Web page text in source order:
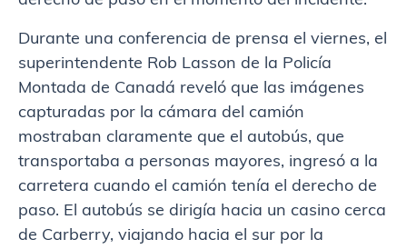
Durante una conferencia de prensa el viernes, el
superintendente Rob Lasson de la Policía
Montada de Canadá reveló que las imágenes
capturadas por la cámara del camión
mostraban claramente que el autobús, que
transportaba a personas mayores, ingresó a la
carretera cuando el camión tenía el derecho de
paso. El autobús se dirigía hacia un casino cerca
de Carberry, viajando hacia el sur por la